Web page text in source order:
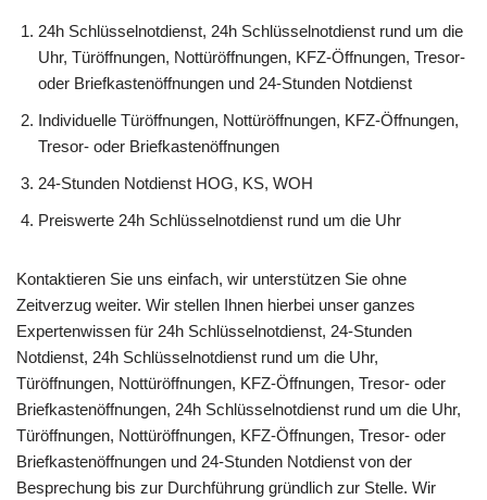
24h Schlüsselnotdienst, 24h Schlüsselnotdienst rund um die
Uhr, Türöffnungen, Nottüröffnungen, KFZ-Öffnungen, Tresor-
oder Briefkastenöffnungen und 24-Stunden Notdienst
Individuelle Türöffnungen, Nottüröffnungen, KFZ-Öffnungen,
Tresor- oder Briefkastenöffnungen
24-Stunden Notdienst HOG, KS, WOH
Preiswerte 24h Schlüsselnotdienst rund um die Uhr
Kontaktieren Sie uns einfach, wir unterstützen Sie ohne
Zeitverzug weiter. Wir stellen Ihnen hierbei unser ganzes
Expertenwissen für 24h Schlüsselnotdienst, 24-Stunden
Notdienst, 24h Schlüsselnotdienst rund um die Uhr,
Türöffnungen, Nottüröffnungen, KFZ-Öffnungen, Tresor- oder
Briefkastenöffnungen, 24h Schlüsselnotdienst rund um die Uhr,
Türöffnungen, Nottüröffnungen, KFZ-Öffnungen, Tresor- oder
Briefkastenöffnungen und 24-Stunden Notdienst von der
Besprechung bis zur Durchführung gründlich zur Stelle. Wir